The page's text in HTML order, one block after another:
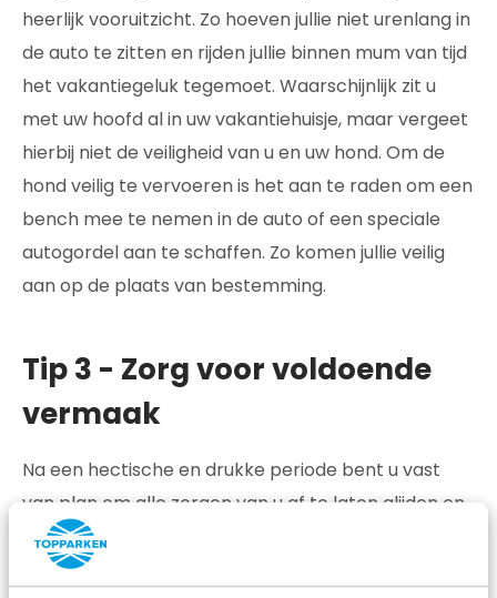
heerlijk vooruitzicht. Zo hoeven jullie niet urenlang in
de auto te zitten en rijden jullie binnen mum van tijd
het vakantiegeluk tegemoet. Waarschijnlijk zit u
met uw hoofd al in uw vakantiehuisje, maar vergeet
hierbij niet de veiligheid van u en uw hond. Om de
hond veilig te vervoeren is het aan te raden om een
bench mee te nemen in de auto of een speciale
autogordel aan te schaffen. Zo komen jullie veilig
aan op de plaats van bestemming.
Tip 3 - Zorg voor voldoende
vermaak
Na een hectische en drukke periode bent u vast
van plan om alle zorgen van u af te laten glijden en
even optimaal te genieten van de rust. Als de hond
liever actief bezig is, is het verstandig om voor